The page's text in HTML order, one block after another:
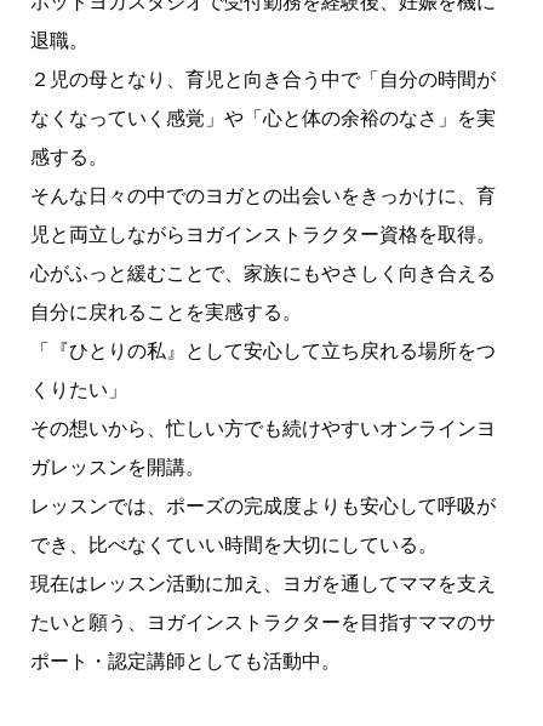
退職。
２児の母となり、育児と向き合う中で「自分の時間が
なくなっていく感覚」や「心と体の余裕のなさ」を実
感する。
そんな日々の中でのヨガとの出会いをきっかけに、育
児と両立しながらヨガインストラクター資格を取得。
心がふっと緩むことで、家族にもやさしく向き合える
自分に戻れることを実感する。
「『ひとりの私』として安心して立ち戻れる場所をつ
くりたい」
その想いから、忙しい方でも続けやすいオンラインヨ
ガレッスンを開講。
レッスンでは、ポーズの完成度よりも安心して呼吸が
でき、比べなくていい時間を大切にしている。
現在はレッスン活動に加え、ヨガを通してママを支え
たいと願う、ヨガインストラクターを目指すママのサ
ポート・認定講師としても活動中。